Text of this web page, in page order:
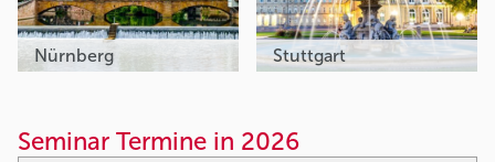
Nürnberg Stuttgart
Seminar Termine in 2026